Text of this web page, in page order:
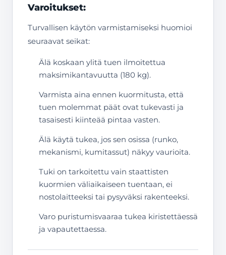
Varoitukset:
Turvallisen käytön varmistamiseksi huomioi
seuraavat seikat:
Älä koskaan ylitä tuen ilmoitettua
maksimikantavuutta (180 kg).
Varmista aina ennen kuormitusta, että
tuen molemmat päät ovat tukevasti ja
tasaisesti kiinteää pintaa vasten.
Älä käytä tukea, jos sen osissa (runko,
mekanismi, kumitassut) näkyy vaurioita.
Tuki on tarkoitettu vain staattisten
kuormien väliaikaiseen tuentaan, ei
nostolaitteeksi tai pysyväksi rakenteeksi.
Varo puristumisvaaraa tukea kiristettäessä
ja vapautettaessa.